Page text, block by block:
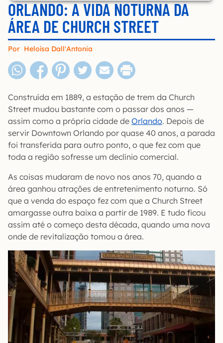
ORLANDO: A VIDA NOTURNA DA
ÁREA DE CHURCH STREET
Por Heloísa Dall'Antonia
Construída em 1889, a estação de trem da Church
Street mudou bastante com o passar dos anos —
assim como a própria cidade de Orlando. Depois de
servir Downtown Orlando por quase 40 anos, a parada
foi transferida para outro ponto, o que fez com que
toda a região sofresse um declínio comercial.
As coisas mudaram de novo nos anos 70, quando a
área ganhou atrações de entretenimento noturno. Só
que a venda do espaço fez com que a Church Street
amargasse outra baixa a partir de 1989. E tudo ficou
assim até o começo desta década, quando uma nova
onde de revitalização tomou a área.